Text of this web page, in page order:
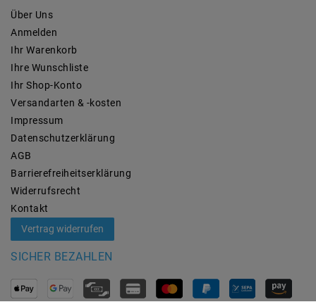
Über Uns
Anmelden
Ihr Warenkorb
Ihre Wunschliste
Ihr Shop-Konto
Versandarten & -kosten
Impressum
Daten­schutz­erklärung
AGB
Barrierefreiheitserklärung
Widerrufs­recht
Kontakt
Vertrag widerrufen
SICHER BEZAHLEN